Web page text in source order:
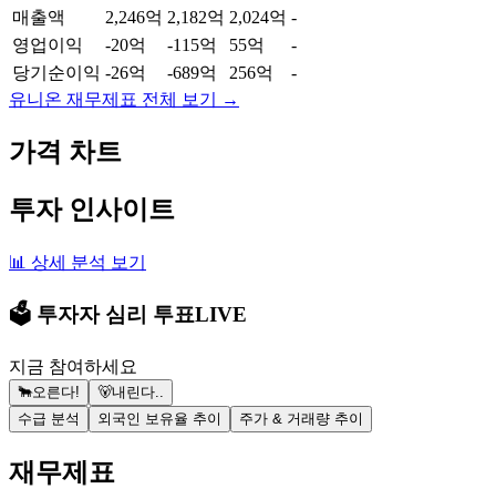
매출액
2,246억 2,182억 2,024억 -
영업이익
-20억 -115억 55억
-
당기순이익 -26억 -689억 256억
-
유니온 재무제표 전체 보기 →
가격 차트
투자 인사이트
📊 상세 분석 보기
🗳️ 투자자 심리 투표LIVE
지금 참여하세요
🐂오른다! 🐻내린다..
수급 분석
외국인 보유율 추이 주가 & 거래량 추이
재무제표